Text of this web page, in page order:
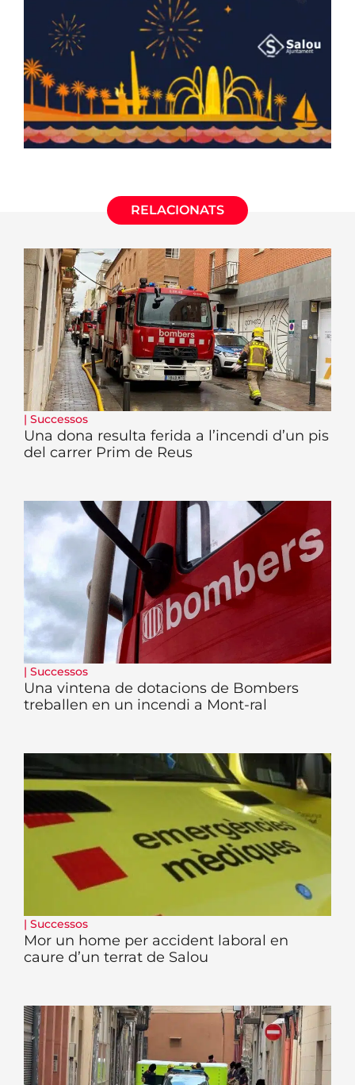
RELACIONATS
| Successos
Una dona resulta ferida a l’incendi d’un pis
del carrer Prim de Reus
| Successos
Una vintena de dotacions de Bombers
treballen en un incendi a Mont-ral
| Successos
Mor un home per accident laboral en
caure d’un terrat de Salou